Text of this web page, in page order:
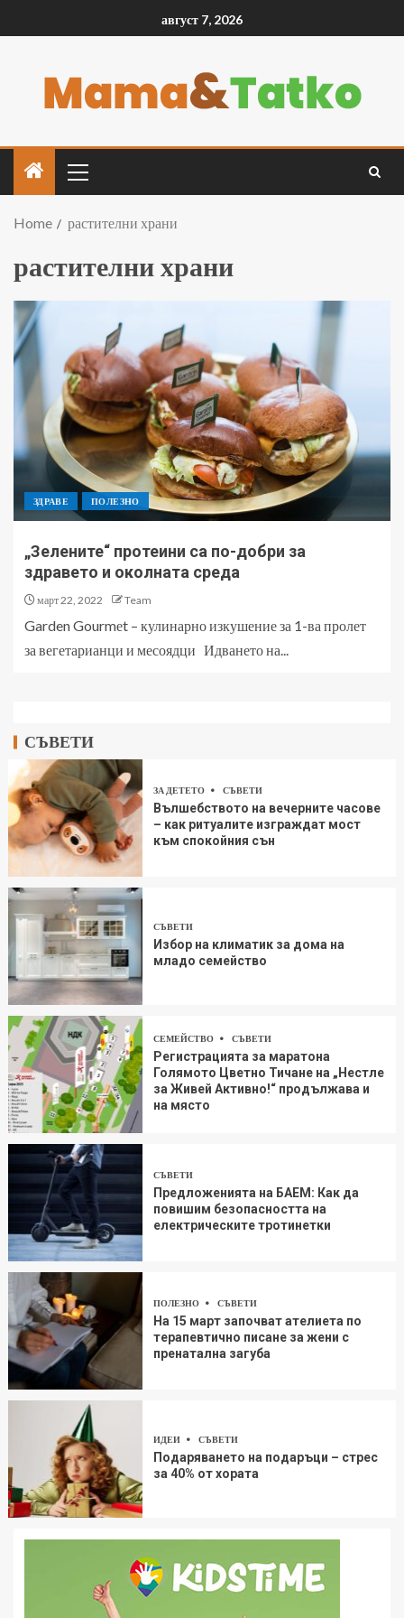
август 7, 2026
Home растителни храни
растителни храни
ЗДРАВЕ ПОЛЕЗНО
„Зелените“ протеини са по-добри за
здравето и околната среда
март 22, 2022 Team
Garden Gourmеt – кулинарно изкушение за 1-ва пролет
за вегетарианци и месоядци Идването на...
СЪВЕТИ
ЗА ДЕТЕТО СЪВЕТИ
Вълшебството на вечерните часове
– как ритуалите изграждат мост
към спокойния сън
СЪВЕТИ
Избор на климатик за дома на
младо семейство
СЕМЕЙСТВО СЪВЕТИ
Регистрацията за маратона
Голямото Цветно Тичане на „Нестле
за Живей Aктивно!“ продължава и
на място
СЪВЕТИ
Предложенията на БАЕМ: Как да
повишим безопасността на
електрическите тротинетки
ПОЛЕЗНО СЪВЕТИ
На 15 март започват ателиета по
терапевтично писане за жени с
пренатална загуба
ИДЕИ СЪВЕТИ
Подаряването на подаръци – стрес
за 40% от хората